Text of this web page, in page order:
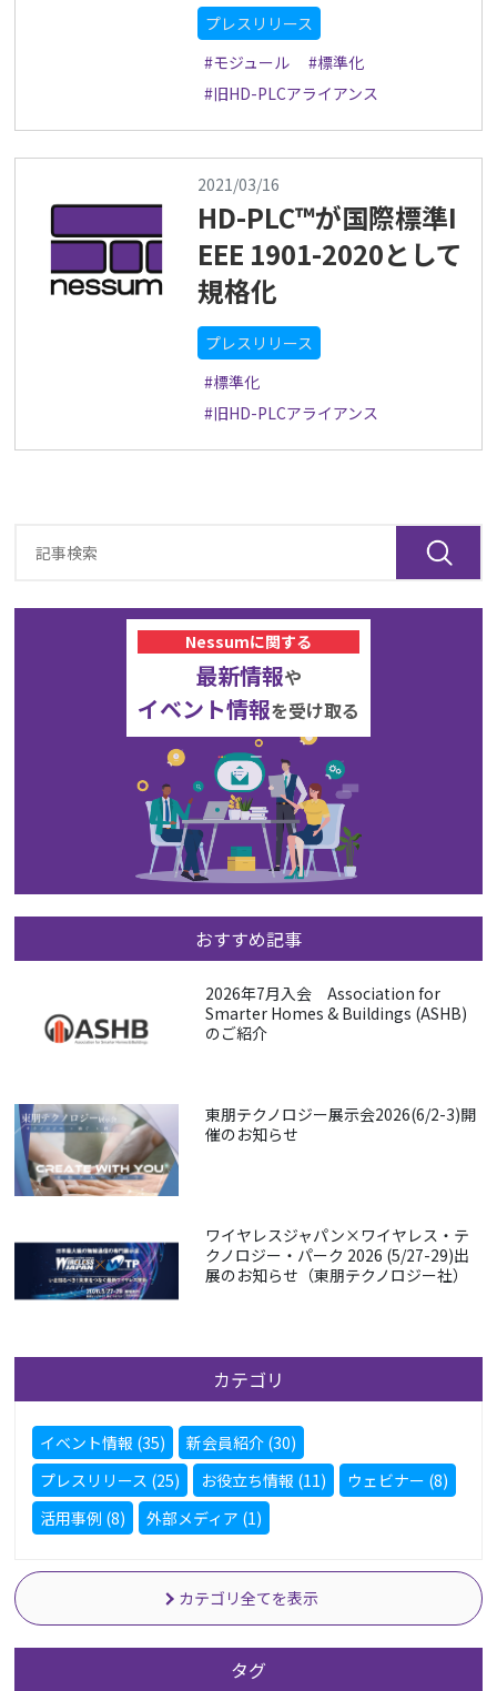
プレスリリース
#モジュール
#標準化
#旧HD-PLCアライアンス
2021/03/16
HD-PLC™が国際標準I
EEE 1901-2020として
規格化
プレスリリース
#標準化
#旧HD-PLCアライアンス
Nessumに関する
最新情報や
イベント情報を受け取る
おすすめ記事
2026年7月入会 Association for
Smarter Homes & Buildings (ASHB)
のご紹介
東朋テクノロジー展示会2026(6/2-3)開
催のお知らせ
ワイヤレスジャパン×ワイヤレス・テ
クノロジー・パーク 2026 (5/27-29)出
展のお知らせ（東朋テクノロジー社）
カテゴリ
イベント情報 (35)
新会員紹介 (30)
プレスリリース (25)
お役立ち情報 (11)
ウェビナー (8)
活用事例 (8)
外部メディア (1)
カテゴリ全てを表示
タグ